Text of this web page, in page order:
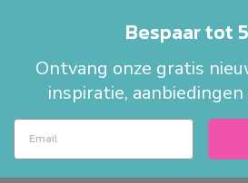
Bespaar tot
Ontvang onze gratis
inspiratie,